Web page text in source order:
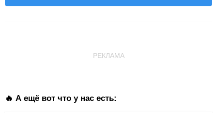
РЕКЛАМА
🔥 А ещё вот что у нас есть: